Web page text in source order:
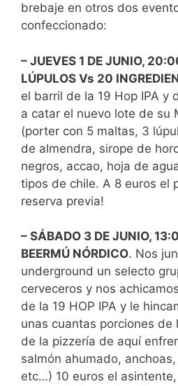
brebaje en otros dos
confeccionado:
– JUEVES 1 DE JUNIO,
LÚPULOS Vs 20
el barril de la 19 Hop IPA y
a catar el nuevo lote de su
(porter con 5 maltas, 3
de almendra, sirope de
negros, accao, hoja de
tipos de chile. A 8 euros el
reserva previa!
– SÁBADO 3 DE JUNIO,
BEERMÚ NÓRDICO. Nos
underground un selecto
cerveceros y nos
de la 19 HOP IPA y le
unas cuantas porciones de
de la pizzería de aquí
salmón ahumado,
etc…) 10 euros el